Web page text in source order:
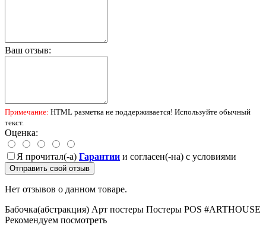
Ваш отзыв:
Примечание: HTML разметка не поддерживается! Используйте обычный
текст.
Оценка:
Я прочитал(-а) Гарантии и согласен(-на) с условиями
Отправить свой отзыв
Нет отзывов о данном товаре.
Бабочка(абстракция) Арт постеры Постеры POS #ARTHOUSE
Рекомендуем посмотреть